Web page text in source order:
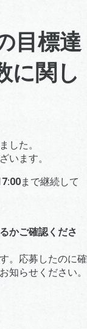
目標達
に関し
した。
います。
まで継続して
かご確認くださ
。応募したのに確
知らせください。